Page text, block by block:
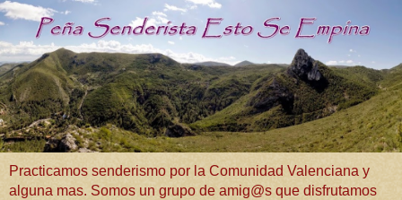
Practicamos senderismo por la Comunidad Valenciana y
alguna mas. Somos un grupo de amig@s que disfrutamos